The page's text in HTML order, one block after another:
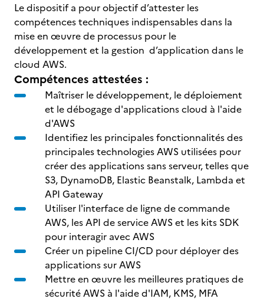
Le dispositif a pour objectif d’attester les
compétences techniques indispensables dans la
mise en œuvre de processus pour le
développement et la gestion d’application dans le
cloud AWS.
Compétences attestées :
Maîtriser le développement, le déploiement
et le débogage d'applications cloud à l'aide
d'AWS
Identifiez les principales fonctionnalités des
principales technologies AWS utilisées pour
créer des applications sans serveur, telles que
S3, DynamoDB, Elastic Beanstalk, Lambda et
API Gateway
Utiliser l'interface de ligne de commande
AWS, les API de service AWS et les kits SDK
pour interagir avec AWS
Créer un pipeline CI/CD pour déployer des
applications sur AWS
Mettre en œuvre les meilleures pratiques de
sécurité AWS à l'aide d'IAM, KMS, MFA